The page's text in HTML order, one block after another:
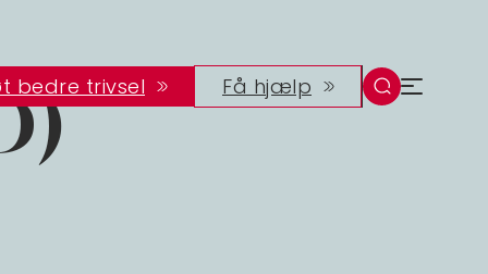
bedre trivsel Få hjælp